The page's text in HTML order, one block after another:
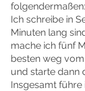
folgendermaßen:
Ich schreibe in
Minuten lang
mache ich fünf
besten weg
und starte dann
Insgesamt